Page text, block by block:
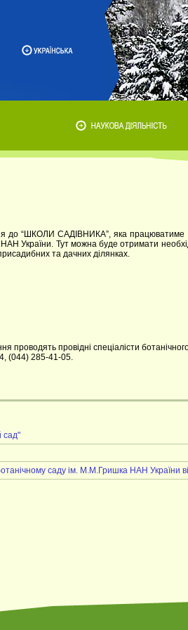
до “ШКОЛИ САДІВНИКА”, яка працюватиме
України. Тут можна буде отримати
та дачних ділянках.
проводять провідні спеціалісти
(044) 285-41-05.
сад"
саду ім. М.М.Гришка НАН України